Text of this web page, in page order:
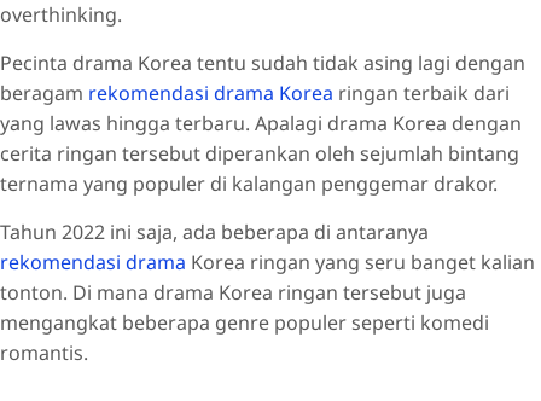
overthinking.
Pecinta drama Korea tentu sudah tidak asing lagi dengan
beragam rekomendasi drama Korea ringan terbaik dari
yang lawas hingga terbaru. Apalagi drama Korea dengan
cerita ringan tersebut diperankan oleh sejumlah bintang
ternama yang populer di kalangan penggemar drakor.
Tahun 2022 ini saja, ada beberapa di antaranya
rekomendasi drama Korea ringan yang seru banget kalian
tonton. Di mana drama Korea ringan tersebut juga
mengangkat beberapa genre populer seperti komedi
romantis.